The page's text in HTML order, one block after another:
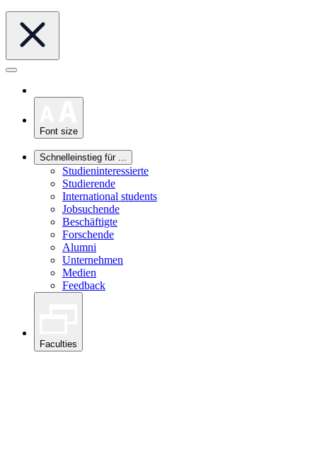
Font size
Schnelleinstieg für ...
Studieninteressierte
Studierende
International students
Jobsuchende
Beschäftigte
Forschende
Alumni
Unternehmen
Medien
Feedback
Faculties